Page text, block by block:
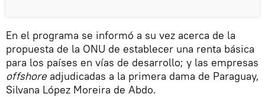
En el programa se informó a su vez acerca de la
propuesta de la ONU de establecer una renta básica
para los países en vías de desarrollo; y las empresas
offshoreadjudicadas a la primera dama de Paraguay,
Silvana López Moreira de Abdo.